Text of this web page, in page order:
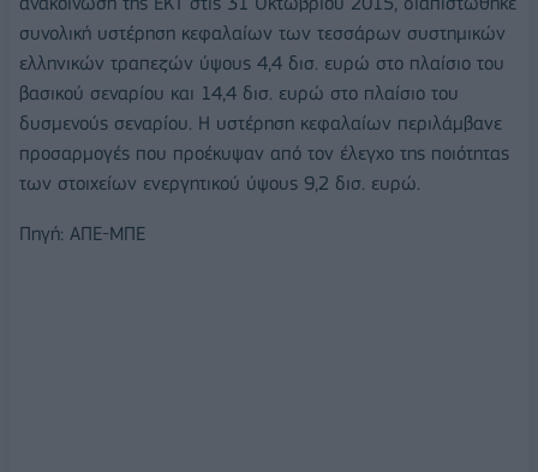
συνολική υστέρηση κεφαλαίων των τεσσάρων συστημικών
ελληνικών τραπεζών ύψους 4,4 δισ. ευρώ στο πλαίσιο του
βασικού σεναρίου και 14,4 δισ. ευρώ στο πλαίσιο του
δυσμενούς σεναρίου. Η υστέρηση κεφαλαίων περιλάμβανε
προσαρμογές που προέκυψαν από τον έλεγχο της ποιότητας
των στοιχείων ενεργητικού ύψους 9,2 δισ. ευρώ.
Πηγή: ΑΠΕ-ΜΠΕ